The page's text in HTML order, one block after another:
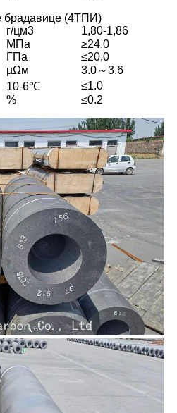
брадавице (4ТПИ)
г/цм3
1,80-1,86
МПа
≥24,0
ГПа
≤20,0
µΩм
3.0～3.6
10-6℃
≤1.0
% ≤0.2